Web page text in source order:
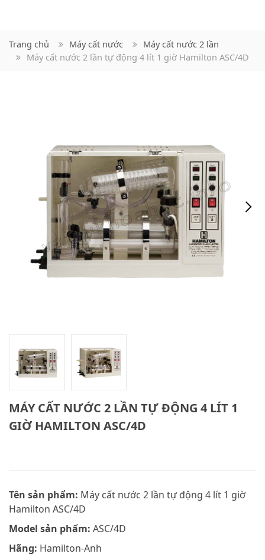
Trang chủ Máy cất nước
Máy cất nước 2 lần
Máy cất nước 2 lần tự động 4 lít 1 giờ Hamilton ASC/4D
MÁY CẤT NƯỚC 2 LẦN TỰ ĐỘNG 4 LÍT 1
GIỜ HAMILTON ASC/4D
Tên sản phẩm: Máy cất nước 2 lần tự động 4 lít 1 giờ
Hamilton ASC/4D
Model sản phẩm: ASC/4D
Hãng: Hamilton-Anh